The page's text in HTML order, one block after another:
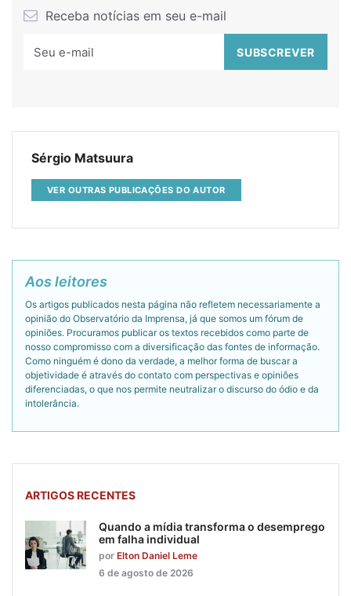
Receba notícias em seu e-mail
Sérgio Matsuura
VER OUTRAS PUBLICAÇÕES DO AUTOR
Aos leitores
Os artigos publicados nesta página não refletem necessariamente a
opinião do Observatório da Imprensa, já que somos um fórum de
opiniões. Procuramos publicar os textos recebidos como parte de
nosso compromisso com a diversificação das fontes de informação.
Como ninguém é dono da verdade, a melhor forma de buscar a
objetividade é através do contato com perspectivas e opiniões
diferenciadas, o que nos permite neutralizar o discurso do ódio e da
intolerância.
ARTIGOS RECENTES
Quando a mídia transforma o desemprego
em falha individual
por Elton Daniel Leme
6 de agosto de 2026